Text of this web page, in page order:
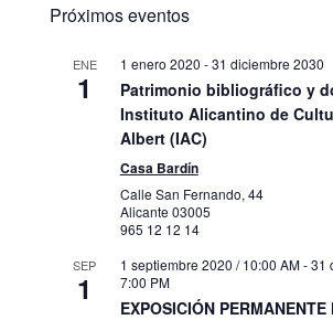
Próximos eventos
ENE
1
1 enero 2020 -31 diciembre 2030
Patrimonio bibliográfico y
Instituto Alicantino de
Albert (IAC)
Casa Bardín
Calle San Fernando, 44
Alicante 03005
965 12 12 14
SEP
1
1 septiembre 2020 / 10:00 AM-31
7:00 PM
EXPOSICIÓN PERMANENTE